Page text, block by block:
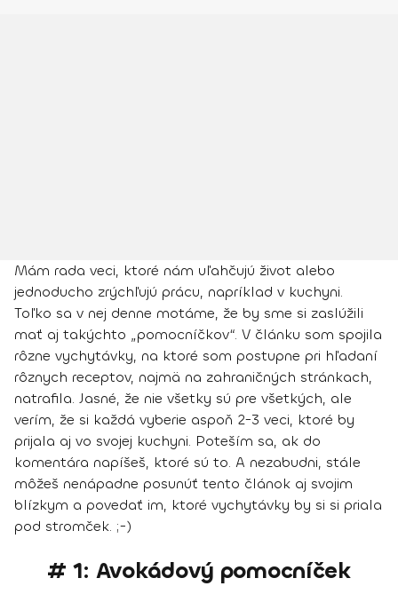
Mám rada veci, ktoré nám uľahčujú život alebo
jednoducho zrýchľujú prácu, napríklad v kuchyni.
Toľko sa v nej denne motáme, že by sme si zaslúžili
mať aj takýchto „pomocníčkov“. V článku som spojila
rôzne vychytávky, na ktoré som postupne pri hľadaní
rôznych receptov, najmä na zahraničných stránkach,
natrafila. Jasné, že nie všetky sú pre všetkých, ale
verím, že si každá vyberie aspoň 2-3 veci, ktoré by
prijala aj vo svojej kuchyni. Poteším sa, ak do
komentára napíšeš, ktoré sú to. A nezabudni, stále
môžeš nenápadne posunúť tento článok aj svojim
blízkym a povedať im, ktoré vychytávky by si si priala
pod stromček. ;-)
# 1: Avokádový pomocníček